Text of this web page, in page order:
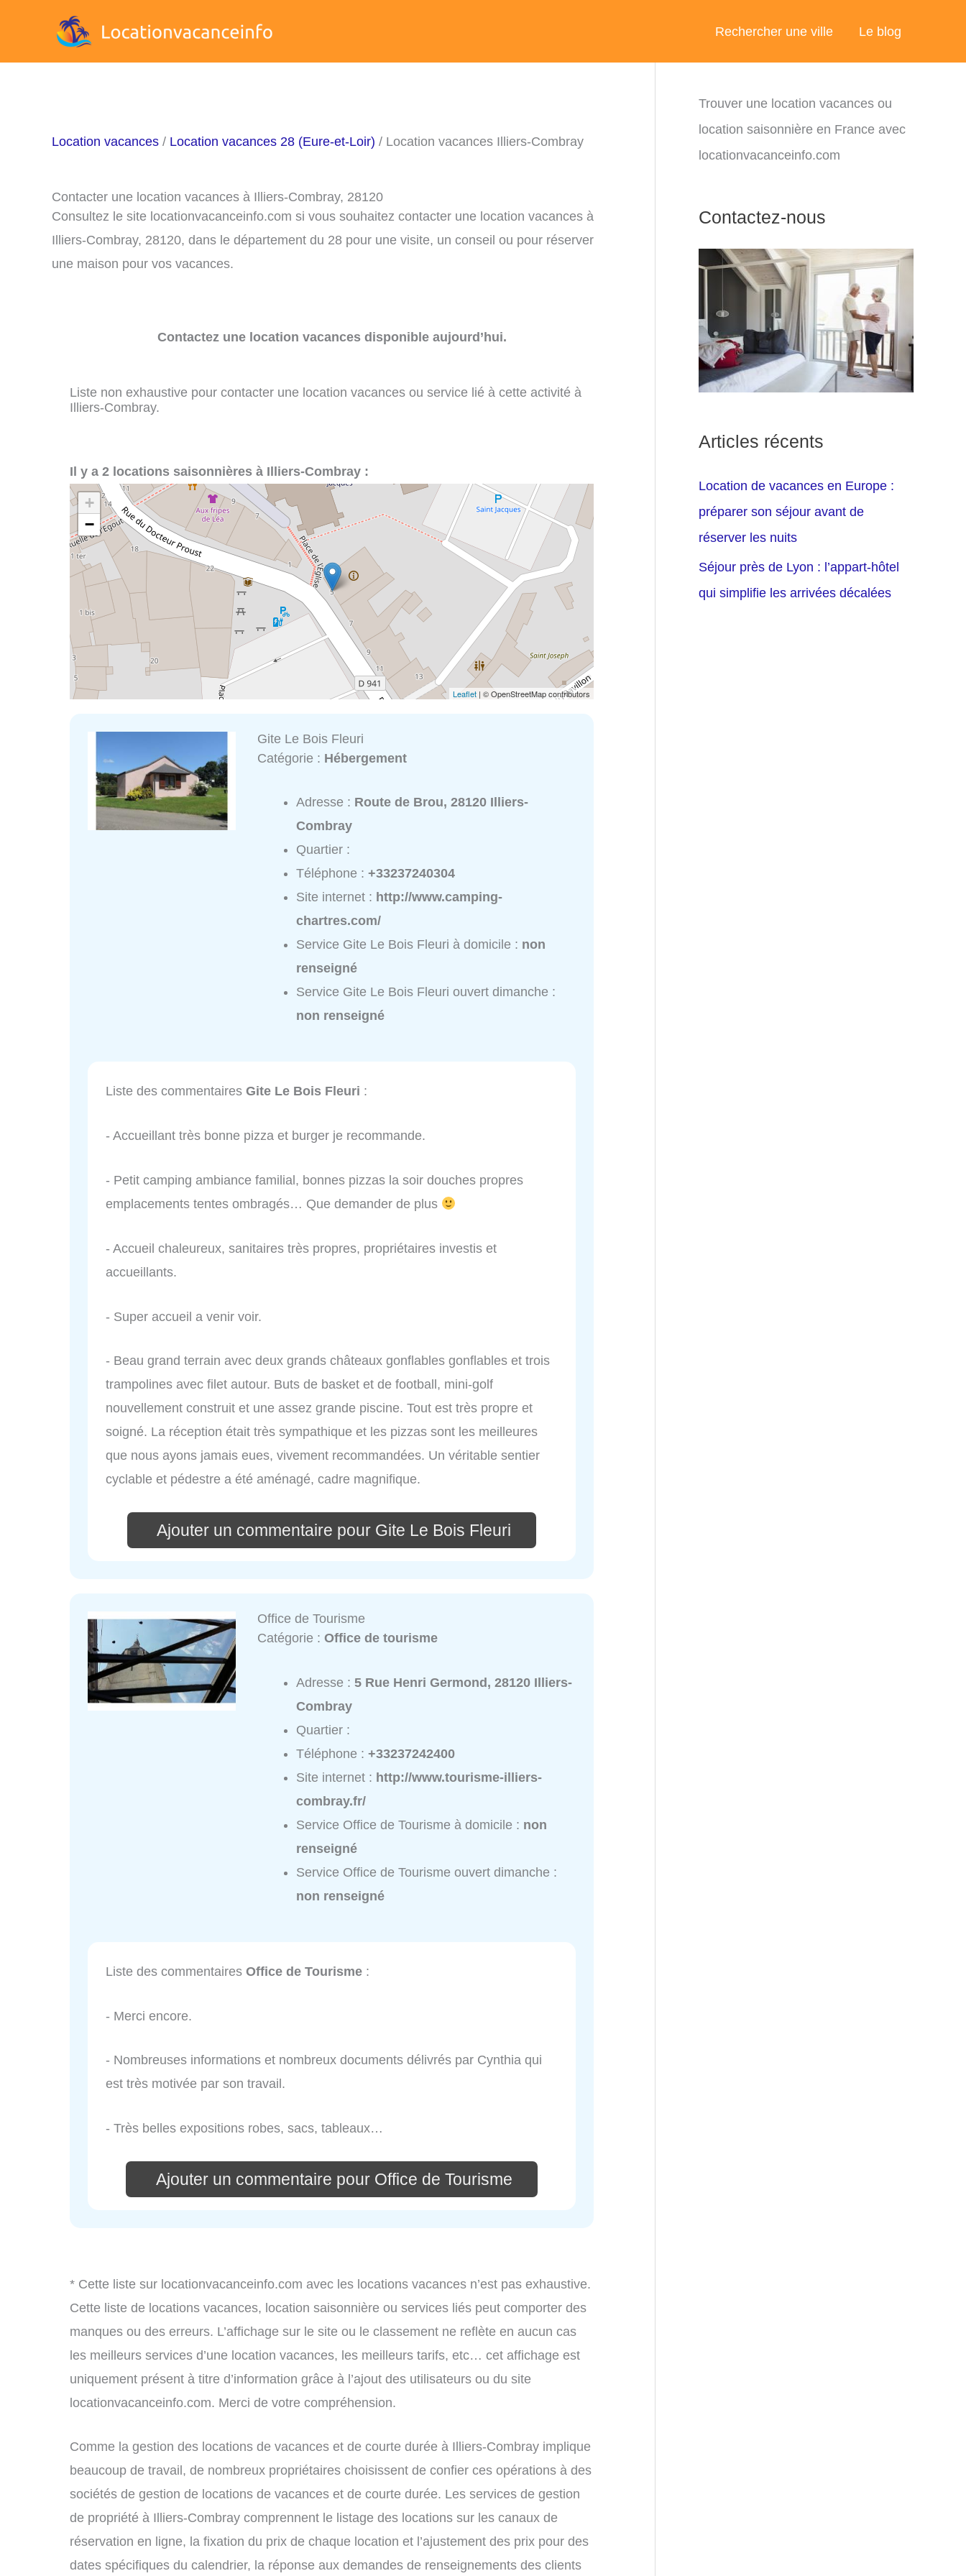
Rechercher une ville Le blog
Location vacances / Location vacances 28 (Eure-et-Loir) / Location vacances Illiers-Combray
Contacter une location vacances à Illiers-Combray, 28120
Consultez le site locationvacanceinfo.com si vous souhaitez contacter une location vacances à
Illiers-Combray, 28120, dans le département du 28 pour une visite, un conseil ou pour réserver
une maison pour vos vacances.
Contactez une location vacances disponible aujourd’hui.
Liste non exhaustive pour contacter une location vacances ou service lié à cette activité à
Illiers-Combray.
Il y a 2 locations saisonnières à Illiers-Combray :
+
−
Leaflet | © OpenStreetMap contributors
Gite Le Bois Fleuri
Catégorie : Hébergement
Adresse : Route de Brou, 28120 Illiers-
Combray
Quartier :
Téléphone :+33237240304
Site internet : http://www.camping-
chartres.com/
Service Gite Le Bois Fleuri à domicile : non
renseigné
Service Gite Le Bois Fleuri ouvert dimanche :
non renseigné
Liste des commentaires Gite Le Bois Fleuri :
- Accueillant très bonne pizza et burger je recommande.
- Petit camping ambiance familial, bonnes pizzas la soir douches propres
emplacements tentes ombragés… Que demander de plus
- Accueil chaleureux, sanitaires très propres, propriétaires investis et
accueillants.
- Super accueil a venir voir.
- Beau grand terrain avec deux grands châteaux gonflables gonflables et trois
trampolines avec filet autour. Buts de basket et de football, mini-golf
nouvellement construit et une assez grande piscine. Tout est très propre et
soigné. La réception était très sympathique et les pizzas sont les meilleures
que nous ayons jamais eues, vivement recommandées. Un véritable sentier
cyclable et pédestre a été aménagé, cadre magnifique.
Ajouter un commentaire pour Gite Le Bois Fleuri
Office de Tourisme
Catégorie :Office de tourisme
Adresse :5 Rue Henri Germond, 28120 Illiers-
Combray
Quartier :
Téléphone :+33237242400
Site internet : http://www.tourisme-illiers-
combray.fr/
Service Office de Tourisme à domicile : non
renseigné
Service Office de Tourisme ouvert dimanche :
non renseigné
Liste des commentaires Office de Tourisme :
- Merci encore.
- Nombreuses informations et nombreux documents délivrés par Cynthia qui
est très motivée par son travail.
- Très belles expositions robes, sacs, tableaux…
Ajouter un commentaire pour Office de Tourisme
* Cette liste sur locationvacanceinfo.com avec les locations vacances n’est pas exhaustive.
Cette liste de locations vacances, location saisonnière ou services liés peut comporter des
manques ou des erreurs. L’affichage sur le site ou le classement ne reflète en aucun cas
les meilleurs services d’une location vacances, les meilleurs tarifs, etc… cet affichage est
uniquement présent à titre d’information grâce à l’ajout des utilisateurs ou du site
locationvacanceinfo.com. Merci de votre compréhension.
Comme la gestion des locations de vacances et de courte durée à Illiers-Combray implique
beaucoup de travail, de nombreux propriétaires choisissent de confier ces opérations à des
sociétés de gestion de locations de vacances et de courte durée. Les services de gestion
de propriété à Illiers-Combray comprennent le listage des locations sur les canaux de
réservation en ligne, la fixation du prix de chaque location et l’ajustement des prix pour des
dates spécifiques du calendrier, la réponse aux demandes de renseignements des clients
Trouver une location vacances ou
location saisonnière en France avec
locationvacanceinfo.com
Contactez-nous
Articles récents
Location de vacances en Europe :
préparer son séjour avant de
réserver les nuits
Séjour près de Lyon : l’appart-hôtel
qui simplifie les arrivées décalées